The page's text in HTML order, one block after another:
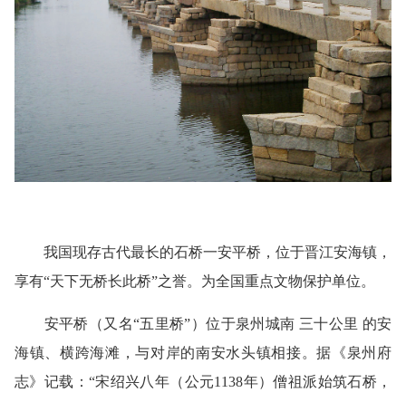
我国现存古代最长的石桥一安平桥，位于晋江安海镇，
享有“天下无桥长此桥”之誉。为全国重点文物保护单位。
安平桥（又名“五里桥”）位于泉州城南 三十公里 的安
海镇、横跨海滩，与对岸的南安水头镇相接。据《泉州府
志》记载：“宋绍兴八年（公元1138年）僧祖派始筑石桥，